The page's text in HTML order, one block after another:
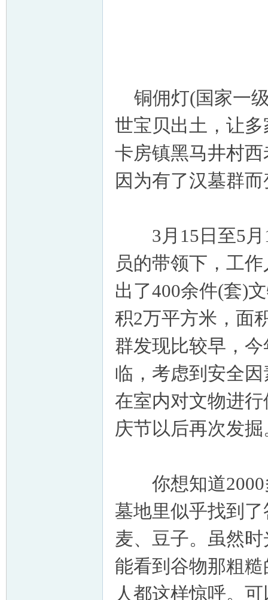
铜佣灯(国家一
世宝贝出土，让
卡房镇黑马井村
因为有了汉墓群
3月15日至5月
员的带领下，工
出了400余件(套)
积2万平方米，面
群发现比较早，
临，考虑到安全
在室内对文物进
庆节以后再次发掘
你想知道2000
墓地里似乎找到
麦、豆子。虽然
能看到谷物那粗
人都这样惊呼。